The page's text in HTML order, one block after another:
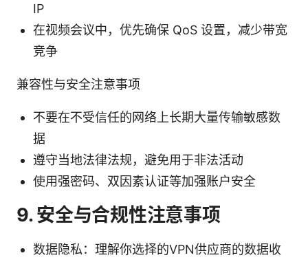
IP
在视频会议中，优先确保 QoS 设置，减少带宽
竞争
兼容性与安全注意事项
不要在不受信任的网络上长期大量传输敏感数
据
遵守当地法律法规，避免用于非法活动
使用强密码、双因素认证等加强账户安全
9. 安全与合规性注意事项
数据隐私：理解你选择的VPN供应商的数据收